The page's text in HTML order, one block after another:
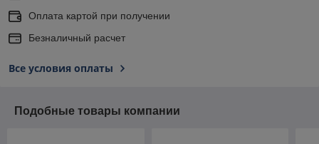
Оплата картой при получении
Безналичный расчет
Все условия оплаты
Подобные товары компании